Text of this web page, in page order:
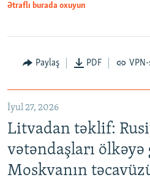
Ətraflı burada oxuyun
Paylaş PDF
İyul 27, 2026
Litvadan təklif:
vətəndaşları
Moskvanın